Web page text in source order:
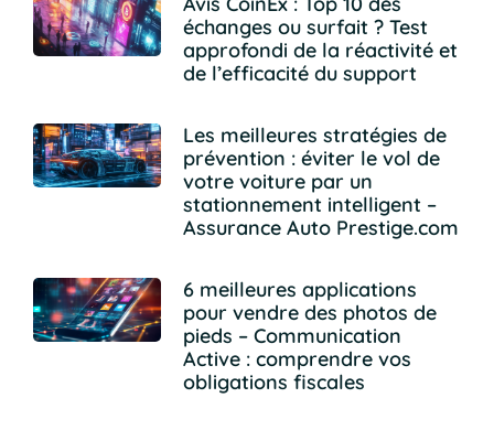
échanges ou surfait ? Test
approfondi de la réactivité et
de l’efficacité du support
Les meilleures stratégies de
prévention : éviter le vol de
votre voiture par un
stationnement intelligent –
Assurance Auto Prestige.com
6 meilleures applications
pour vendre des photos de
pieds – Communication
Active : comprendre vos
obligations fiscales